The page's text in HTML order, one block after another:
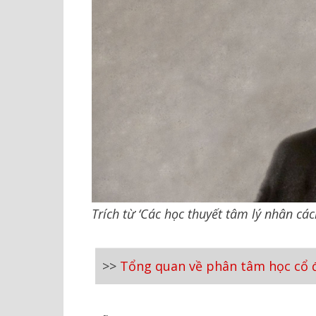
Trích từ ‘Các học thuyết tâm lý nhân
>> Tổng quan về phân tâm học cổ